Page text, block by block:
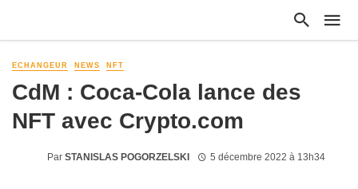
ECHANGEUR NEWS NFT
CdM : Coca-Cola lance des
NFT avec Crypto.com
Par STANISLAS POGORZELSKI 5 décembre 2022 à 13h34